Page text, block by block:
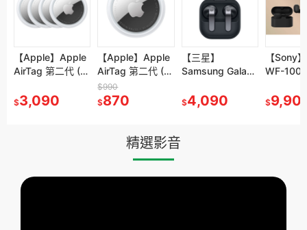
【Apple】Apple
AirTag 第二代 (4
$3,090
【Apple】Apple
AirTag 第二代 (1
入)
$990
$870
【三星】
Samsung Galaxy
牙耳機 SM-R540
$4,090
【Sony
WF-
$
碩 ROG
拉爾號
杜比全
補貨中
【14】ASUS
UX5406AA-
0042G386H
灰/(U9-
$
76,999
【S16】ASUS
S5652MA-
350/16/16G/512
41,999
FA506NCG-
黑(R7-
8845HS/16G/51
$ 33,999
精選影音